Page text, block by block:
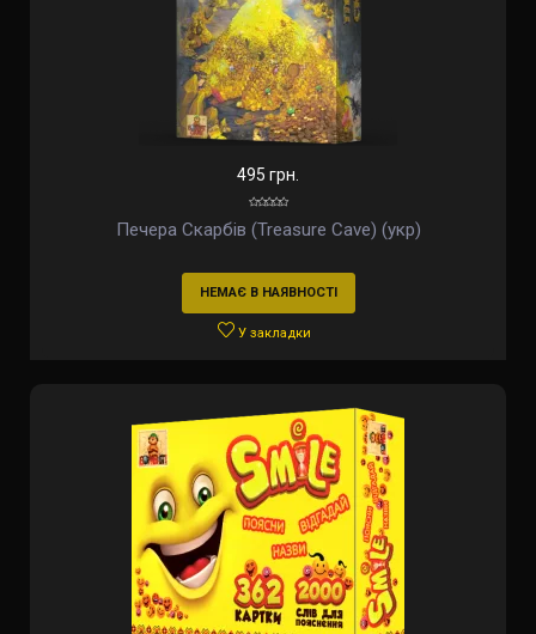
495 грн.
Печера Скарбів (Treasure Cave) (укр)
НЕМАЄ В НАЯВНОСТІ
У закладки